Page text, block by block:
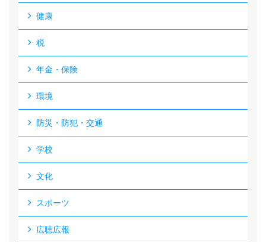
健康
税
年金・保険
環境
防災・防犯・交通
学校
文化
スポーツ
広聴広報